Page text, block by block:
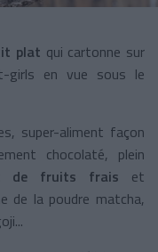
plat qui cartonne sur
girls en vue sous le
super-aliment façon
chocolaté, plein
de fruits frais et
de la poudre matcha,